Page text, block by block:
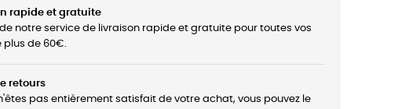
rapide et gratuite
de notre service de livraison rapide et gratuite pour toutes vos
plus de 60€.
retours
pas entièrement satisfait de votre achat, vous pouvez le